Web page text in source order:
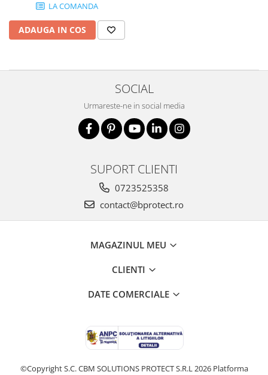
LA COMANDA
ADAUGA IN COS
SOCIAL
Urmareste-ne in social media
SUPORT CLIENTI
0723525358
contact@bprotect.ro
MAGAZINUL MEU
CLIENTI
DATE COMERCIALE
©Copyright S.C. CBM SOLUTIONS PROTECT S.R.L 2026 Platforma